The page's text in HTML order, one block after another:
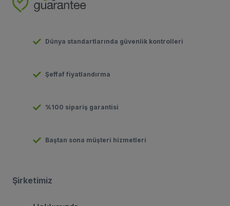
Dünya standartlarında güvenlik kontrolleri
Şeffaf fiyatlandırma
%100 sipariş garantisi
Baştan sona müşteri hizmetleri
Şirketimiz